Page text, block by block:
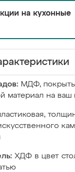
на кухонные
МДФ,
материал на
ХДФ в цвет